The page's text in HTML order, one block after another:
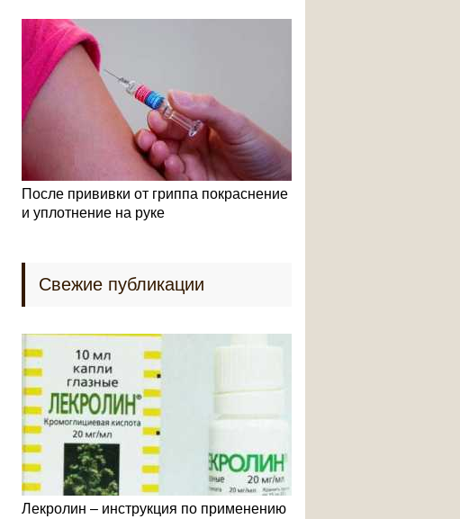
После прививки от гриппа покраснение
и уплотнение на руке
Свежие публикации
Лекролин – инструкция по применению